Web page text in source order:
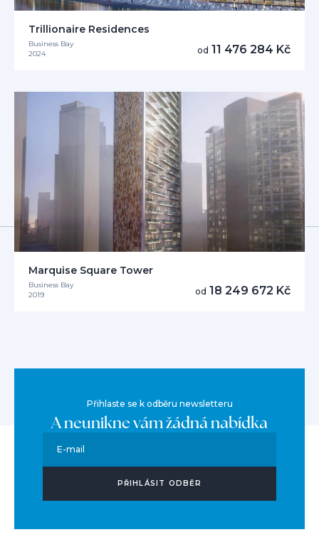
Trillionaire Residences
Business Bay
2024
od 11 476 284 Kč
Marquise Square Tower
Business Bay
2019
od 18 249 672 Kč
Přihlaste se k odběru newsletteru
A neunikne vám žádná nabídka
E-mail
PŘIHLÁSIT ODBĚR